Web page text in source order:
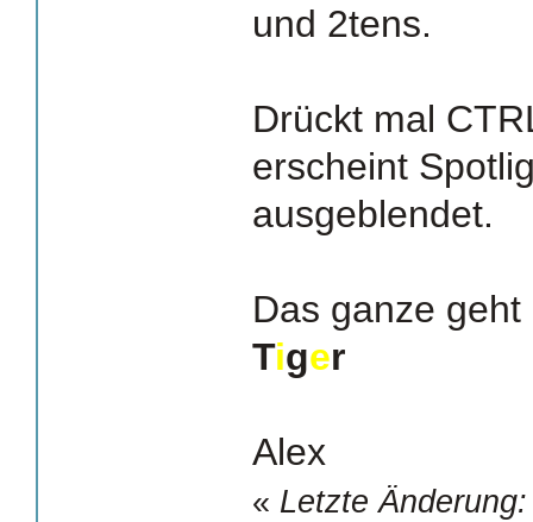
und 2tens.
Drückt mal
erscheint
ausgeblendet.
Das ganze
Tiger
Alex
« Letzte